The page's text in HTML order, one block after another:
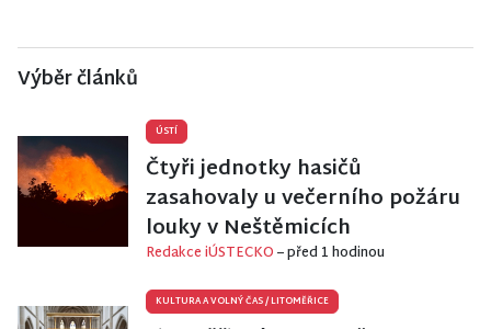
Výběr článků
ÚSTÍ
Čtyři jednotky hasičů
zasahovaly u večerního požáru
louky v Neštěmicích
Redakce iÚSTECKO– před 1 hodinou
KULTURA A VOLNÝ ČAS/LITOMĚŘICE